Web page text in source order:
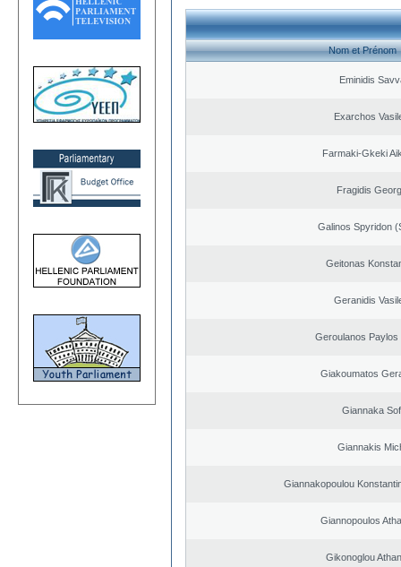
Nom et Prénom
Eminidis
Exarchos
Farmaki-Gkeki
Fragidis
Galinos Spyridon
Geitonas
Geranidis
Geroulanos Paylos
Giakoumatos
Giannaka
Giannakis
Giannakopoulou
Giannopoulos
Gikonoglou